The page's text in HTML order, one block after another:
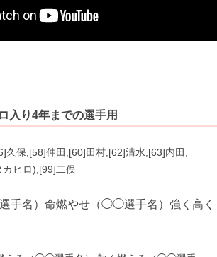
入り4年までの選手用
久保,[58]仲田,[60]田村,[62]清水,[63]内田,
ヒロ),[99]二俣
手名）命燃やせ（◯◯選手名）強く高く